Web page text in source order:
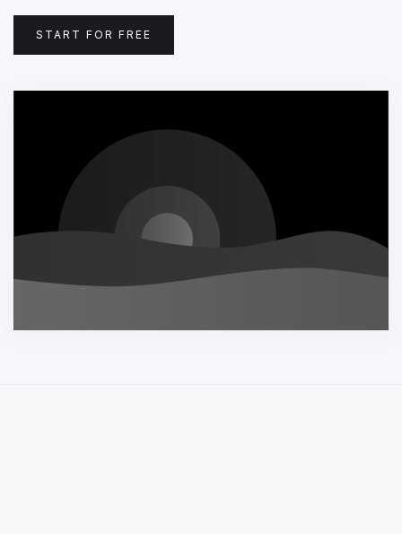
START FOR FREE